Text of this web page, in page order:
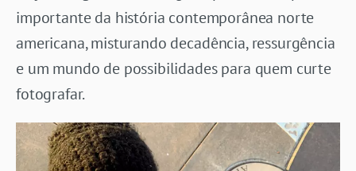
importante da história contemporânea norte
americana, misturando decadência, ressurgência
e um mundo de possibilidades para quem curte
fotografar.